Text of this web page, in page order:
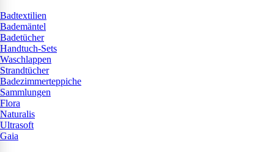
Badtextilien
Bademäntel
Badetücher
Handtuch-Sets
Waschlappen
Strandtücher
Badezimmerteppiche
Sammlungen
Flora
Naturalis
Ultrasoft
Gaia